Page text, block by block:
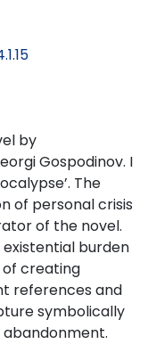
by
Gospodinov. I
The
of personal crisis
of the novel.
burden
creating
references and
symbolically
abandonment.